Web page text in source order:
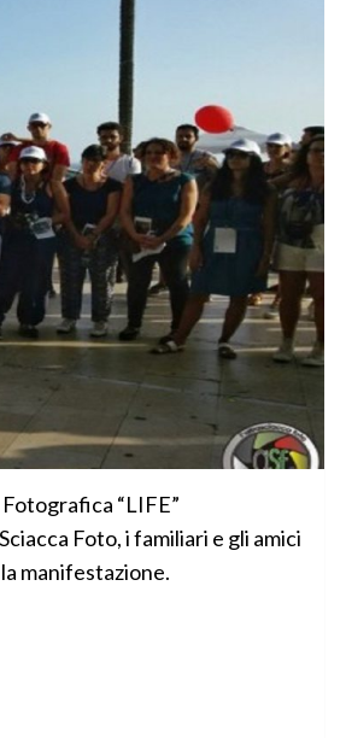
“LIFE”
Foto, i familiari e gli amici
manifestazione.